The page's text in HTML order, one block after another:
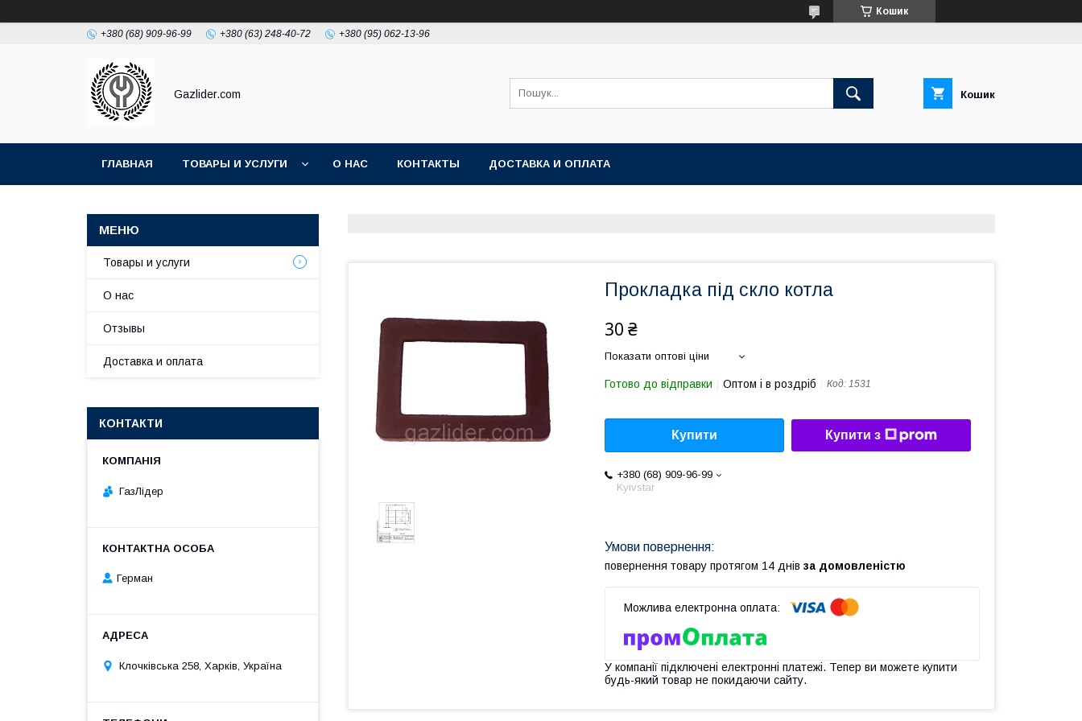
Кошик
+380 (68) 909-96-99 +380 (63) 248-40-72 +380 (95) 062-13-96
Gazlider.com Кошик
ГЛАВНАЯ ТОВАРЫ И УСЛУГИ О НАС КОНТАКТЫ ДОСТАВКА И ОПЛАТА
Прокладка під скло котла
30 ₴
Показати оптові ціни
Готово до відправки Оптом і в роздріб Код: 1531
Купити Купити з
+380 (68) 909-96-99
Kyivstar
повернення товару протягом 14 днів за домовленістю
У компанії підключені електронні платежі. Тепер ви можете купити
будь-який товар не покидаючи сайту.
Товары и услуги
О нас
Отзывы
Доставка и оплата
КОНТАКТИ
ГазЛiдер
Герман
Клочкiвська 258, Харків, Україна